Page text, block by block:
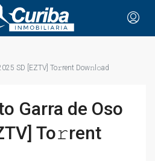
SD [EZTV] To𝚛rent Dow𝚗l𝚘ad
Garra de Oso
To𝚛rent